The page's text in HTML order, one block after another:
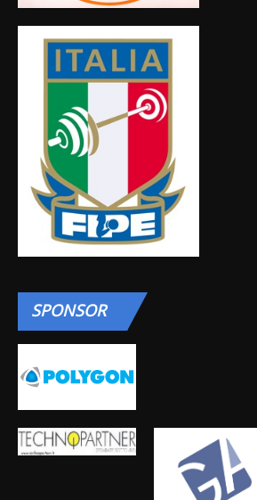
SPONSOR